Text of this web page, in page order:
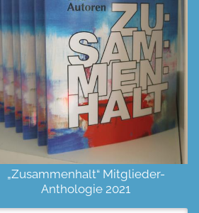
„Zusammenhalt“ Mitglieder-
Anthologie 2021